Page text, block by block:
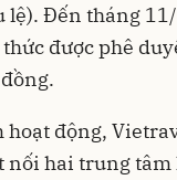
lệ). Đến tháng
được phê
hoạt động,
nối hai trung tâm